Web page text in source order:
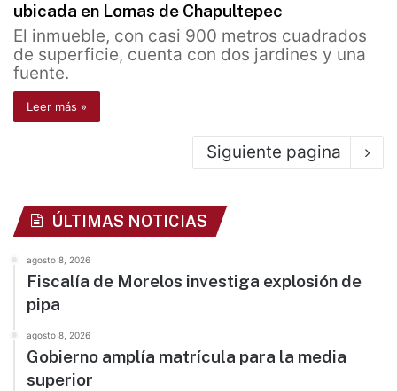
ubicada en Lomas de Chapultepec
El inmueble, con casi 900 metros cuadrados
de superficie, cuenta con dos jardines y una
fuente.
Leer más »
Siguiente pagina
ÚLTIMAS NOTICIAS
agosto 8, 2026
Fiscalía de Morelos investiga explosión de
pipa
agosto 8, 2026
Gobierno amplía matrícula para la media
superior